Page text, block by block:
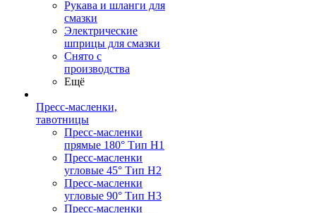
Рукава и шланги для
смазки
Электрические
шприцы для смазки
Снято с
производства
Ещё
Пресс-масленки,
тавотницы
Пресс-масленки
прямые 180° Тип H1
Пресс-масленки
угловые 45° Тип H2
Пресс-масленки
угловые 90° Тип H3
Пресс-масленки